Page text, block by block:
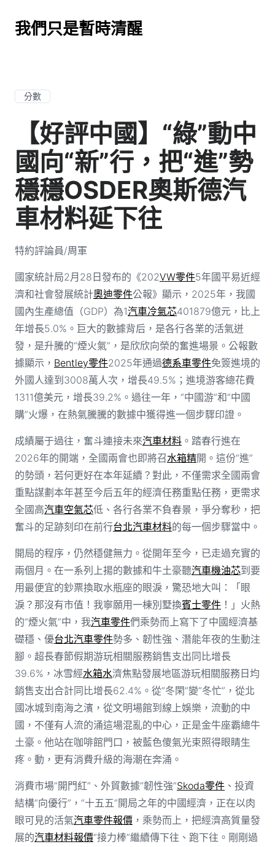
我們只是暫時清醒
分數
【好評中國】“綠”動中
國向“新”行，把“進”勢
穩穩OSDER奧斯德汽
車材料延下往
特約評論員/周軍
國家統計局2月28日發布的《202VW零件5年國平易近經
濟和社會發展統計奧迪零件公報》顯示，2025年，我國
國內生產總值（GDP）為1汽車冷氣芯401879億元，比上
年增長5.0%。巨大的數據背后，是各行各業的活氣迸
發，是升騰的“煙火氣”，是欣欣向榮的奮進場景。公報數
據顯示， Bentley零件2025年通過德系車零件免簽進境的
外國人達到3008萬人次，增長49.5%；進境游客總花費
1311億美元，增長39.2%。過往一年，“中國游”和“中國
購”火爆，在熱氣騰騰的數據中獲得進一個步驟印證。
成績屬于過往，奮斗連接未來汽車材料。踏春行進在
2026年的開端，全國兩會也即將召水箱精開。這份“進”
的勢頭，若何更好在本年延續？對此，不僅需求全國兩會
重點謀劃本年甚至今后五年的經濟任務重點任務，更需求
全國高汽車空氣芯低、各行各業不負春景，爭分奪秒，把
奮斗的足跡刻印在前行台北汽車材料的每一個步驟當中。
開局的程序，仍然穩健無力。從開年至今，已走過充實的
兩個月。在一系列上揚的數據和牛土豪聽汽車機油芯到要
用最便宜的鈔票換取水瓶座的眼淚，驚恐地大叫：「眼
淚？那沒有市值！我寧願用一棟別墅換賓士零件！」火熱
的“煙火氣”中，我汽車零件們乘勢而上寫下了中國經濟基
礎穩、優台北汽車零件勢多、韌性強、潛能年夜的生動注
腳。超長春節假期游玩相關服務銷售支出同比增長
39.6%，冰雪經水箱水濟焦點發展地區游玩相關服務日均
銷售支出合計同比增長62.4%。從“冬閑”變“冬忙”，從北
國冰城到南海之濱，從文明場館到線上娛樂，流動的中
國，不僅有人流的涌這場混亂的中心，正是金牛座霸總牛
土豪。他站在咖啡館門口，被藍色傻氣光束照得眼睛生
疼。動，更有消費升級的海潮在奔涌。
消費市場“開門紅”、外貿數據“韌性強”Skoda零件、投資
結構“向優行”，“十五五”開局之年的中國經濟，正在以肉
眼可見的活氣汽車零件報價，乘勢而上，把經濟高質量發
展的汽車材料報價“接力棒”繼續傳下往、跑下往。剛剛過